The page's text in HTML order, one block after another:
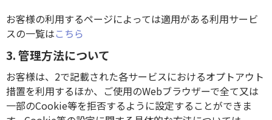
お客様の利用するページによっては適用がある利用サービ
スの一覧はこちら
3. 管理方法について
お客様は、2で記載された各サービスにおけるオプトアウト
措置を利用するほか、ご使用のWebブラウザーで全て又は
一部のCookie等を拒否するように設定することができま